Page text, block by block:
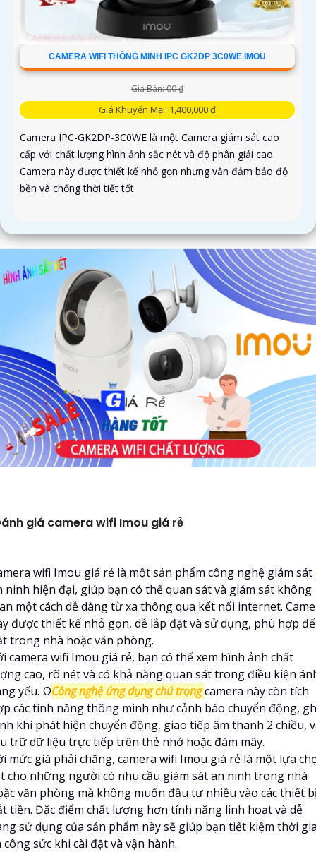
CAMERA WIFI THÔNG MINH IPC GK2DP 3C0WE IMOU
Giá Bán: 00 ₫
Giá Khuyến Mại: 1,400,000 ₫
Camera IPC-GK2DP-3C0WE là một Camera giám sát cao
cấp với chất lượng hình ảnh sắc nét và độ phân giải cao.
Camera này được thiết kế nhỏ gọn nhưng vẫn đảm bảo độ
bền và chống thời tiết tốt
giá camera wifi Imou giá rẻ
wifi Imou giá rẻ là một sản phẩm công nghệ giám sát
ninh hiện đại, giúp bạn có thể quan sát và giám sát không
một cách dễ dàng từ xa thông qua kết nối internet.
được thiết kế nhỏ gọn, dễ lắp đặt và sử dụng, phù hợp để
trong nhà hoặc văn phòng.
camera wifi Imou giá rẻ, bạn có thể xem hình ảnh chất
cao, rõ nét và có khả năng quan sát trong điều kiện
yếu. ΩCông nghệ ứng dụng chú trọngcamera này còn tích
các tính năng thông minh như cảnh báo chuyển động,
khi phát hiện chuyển động, giao tiếp âm thanh 2 chiều,
trữ dữ liệu trực tiếp trên thẻ nhớ hoặc đám mây.
mức giá phải chăng, camera wifi Imou giá rẻ là một lựa
cho những người có nhu cầu giám sát an ninh trong nhà
văn phòng mà không muốn đầu tư nhiều vào các thiết
tiền. Đặc điểm chất lượng hơn tính năng linh hoạt và dễ
sử dụng của sản phẩm này sẽ giúp bạn tiết kiệm thời
công sức khi cài đặt và vận hành.